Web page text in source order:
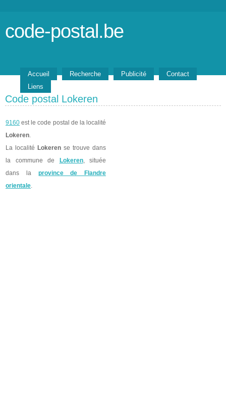
code-postal.be
Accueil Recherche Publicité
Contact
Liens
Code postal Lokeren
9160 est le code postal de la localité
Lokeren.
La localité Lokeren se trouve dans
la commune de
Lokeren, située
dans la province de Flandre
orientale.